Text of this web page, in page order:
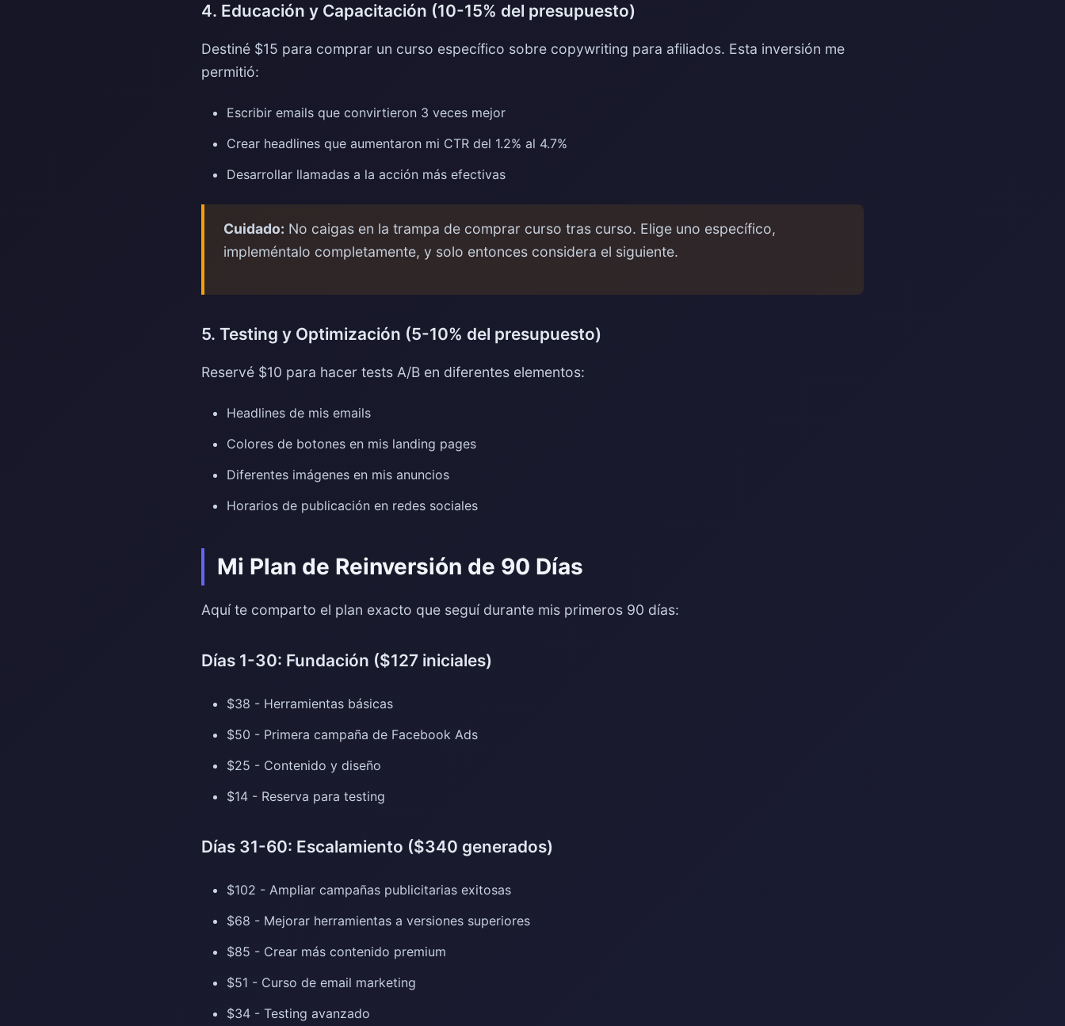
4. Educación y Capacitación (10-15% del presupuesto)
Destiné $15 para comprar un curso específico sobre copywriting para afiliados. Esta inversión me
permitió:
Escribir emails que convirtieron 3 veces mejor
Crear headlines que aumentaron mi CTR del 1.2% al 4.7%
Desarrollar llamadas a la acción más efectivas
Cuidado: No caigas en la trampa de comprar curso tras curso. Elige uno específico,
impleméntalo completamente, y solo entonces considera el siguiente.
5. Testing y Optimización (5-10% del presupuesto)
Reservé $10 para hacer tests A/B en diferentes elementos:
Headlines de mis emails
Colores de botones en mis landing pages
Diferentes imágenes en mis anuncios
Horarios de publicación en redes sociales
Mi Plan de Reinversión de 90 Días
Aquí te comparto el plan exacto que seguí durante mis primeros 90 días:
Días 1-30: Fundación ($127 iniciales)
$38 - Herramientas básicas
$50 - Primera campaña de Facebook Ads
$25 - Contenido y diseño
$14 - Reserva para testing
Días 31-60: Escalamiento ($340 generados)
$102 - Ampliar campañas publicitarias exitosas
$68 - Mejorar herramientas a versiones superiores
$85 - Crear más contenido premium
$51 - Curso de email marketing
$34 - Testing avanzado